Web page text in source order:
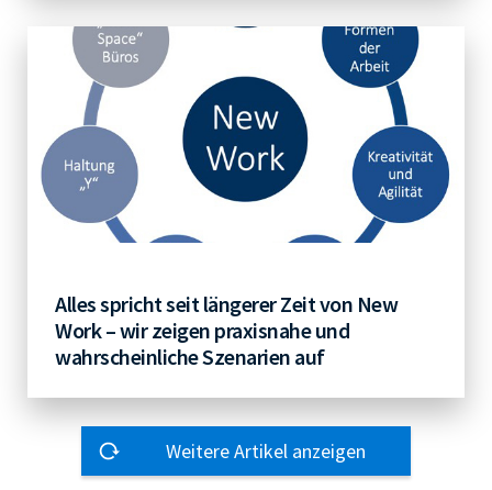
Alles spricht seit längerer Zeit von New
Work – wir zeigen praxisnahe und
wahrscheinliche Szenarien auf
Weitere Artikel anzeigen